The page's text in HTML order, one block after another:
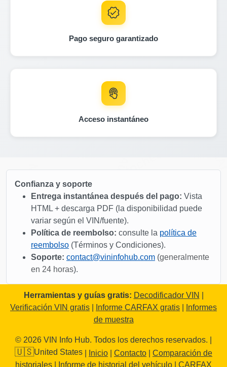
ManheimManheim
IAAI
Manheim
Manheim
Manheim
Autocheck
Autocheck
IAAI
Copart
Manheim
IAAI Autocheck
IAAI
Pago seguro garantizado
Acceso instantáneo
Confianza y soporte
Entrega instantánea después del pago: Vista
HTML + descarga PDF (la disponibilidad puede
variar según el VIN/fuente).
Política de reembolso: consulte la política de
reembolso (Términos y Condiciones).
Soporte: contact@vininfohub.com (generalmente
en 24 horas).
Herramientas y guías gratis: Decodificador VIN
Verificación VIN gratis
Informe CARFAX gratis
Informes
de muestra
© 2026 VIN Info Hub. Todos los derechos reservados. |
🇺🇸United States | Inicio | Contacto | Comparación de
historiales
Informe de historial del vehículo CARFAX